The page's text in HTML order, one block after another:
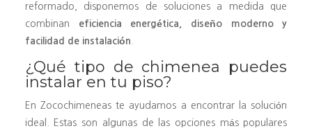
reformado, disponemos de soluciones a medida que
combinan
eficiencia energética, diseño moderno y
facilidad de instalación
¿Qué tipo de chimenea puedes
instalar en tu piso?
En Zocochimeneas te ayudamos a encontrar la solución
ideal. Estas son algunas de las opciones más populares